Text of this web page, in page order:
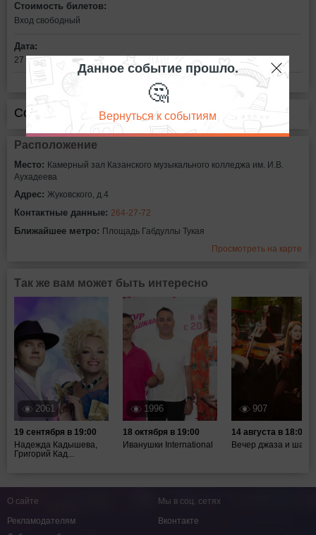
Стоимость билетов:
Вход свободный
Дата:
27 октября в 16:30
Сообщить об ошибке
Расположение
Место: Камерный зал Казанского музыкального колледжа им. И.В.
Аухадеева
Адрес: Жуковского, д.4
Контактные данные: 264-27-72
Ближайшее метро: Площадь Габдуллы Тукая
Просмотреть на карте
Так же вам может быть интересно
2061
19 сентября в 19:00
Надежда Кадышева,
Григорий Кад...
1996
18 октября в 19:00
Иванушки International
907
14 августа в 18:00
Вечер джаза и
Данное событие прошло.
🤔
Вернуться к событиям
О сайте
Рекламодателям
Мы в соц. сетях
Вконтакте